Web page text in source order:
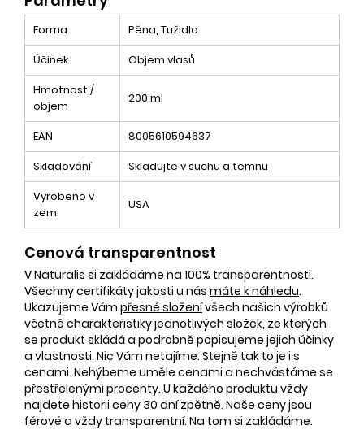
Forma
Pěna, Tužidlo
Účinek
Objem vlasů
Hmotnost /
objem
200 ml
EAN
8005610594637
Skladování
Skladujte v suchu a temnu
Vyrobeno v
zemi
USA
Cenová transparentnost
V Naturalis si zakládáme na 100% transparentnosti.
Všechny certifikáty jakosti u nás máte k náhledu.
Ukazujeme Vám přesné složenívšech našich výrobků
včetně charakteristiky jednotlivých složek, ze kterých
se produkt skládá a podrobně popisujeme jejich účinky
a vlastnosti. Nic Vám netajíme. Stejně tak to je i s
cenami. Nehýbeme uměle cenami a nechvástáme se
přestřelenými procenty. U každého produktu vždy
najdete historii ceny 30 dní zpětně. Naše ceny jsou
férové a vždy transparentní. Na tom si zakládáme.